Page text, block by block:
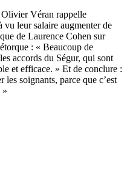
Olivier Véran rappelle
vu leur salaire augmenter de
de Laurence Cohen sur
: « Beaucoup de
accords du Ségur, qui sont
et efficace. » Et de conclure :
les soignants, parce que c’est
»